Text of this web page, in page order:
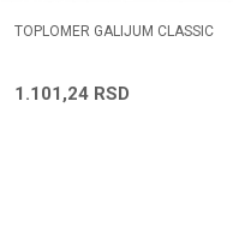
TOPLOMER GALIJUM CLASSIC
1.101,24 RSD